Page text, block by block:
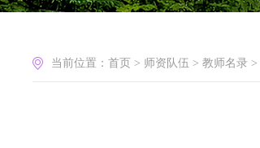
当前位置： 首页 > 师资队伍 > 教师名录 >